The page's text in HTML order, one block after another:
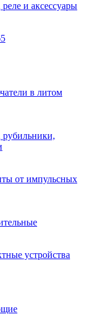
и аксессуары
в литом
рубильники,
от импульсных
устройства